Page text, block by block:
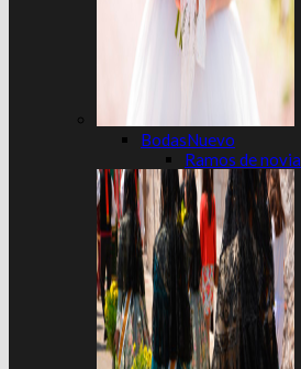
Bodas
Ramos de novia